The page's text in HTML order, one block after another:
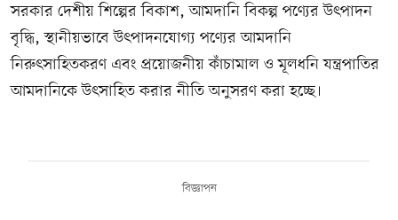
সরকার দেশীয় শিল্পের বিকাশ, আমদানি বিকল্প পণ্যের উৎপাদন
বৃদ্ধি, স্থানীয়ভাবে উৎপাদনযোগ্য পণ্যের আমদানি
নিরুৎসাহিতকরণ এবং প্রয়োজনীয় কাঁচামাল ও মূলধনি যন্ত্রপাতির
আমদানিকে উৎসাহিত করার নীতি অনুসরণ করা হচ্ছে।
বিজ্ঞাপন